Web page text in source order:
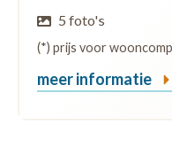
5 foto's
(*) prijs voor
meer informatie